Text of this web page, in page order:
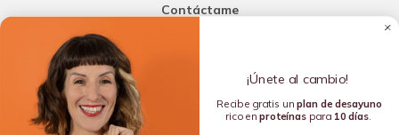
Contáctame
Añade una porción de inteligencia a tu nutrición
Copyright © 2016-2026 Carla L. de la Torre. All rights reserved.
¡Únete al cambio!
Recibe gratis unplan de desayuno
rico enproteínaspara 10 días.